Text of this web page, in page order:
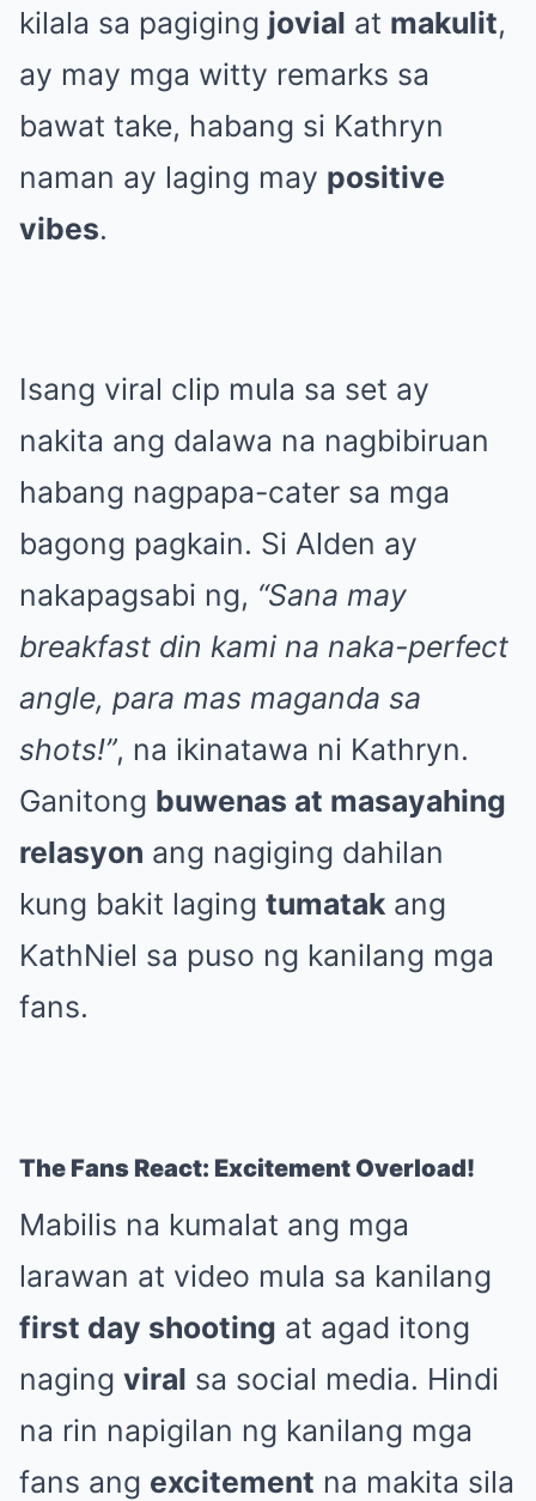
kilala sa pagiging jovial at makulit,
ay may mga witty remarks sa
bawat take, habang si Kathryn
naman ay laging may positive
vibes.
Isang viral clip mula sa set ay
nakita ang dalawa na nagbibiruan
habang nagpapa-cater sa mga
bagong pagkain. Si Alden ay
nakapagsabi ng, “Sana may
breakfast din kami na naka-perfect
angle, para mas maganda sa
shots!”, na ikinatawa ni Kathryn.
Ganitong buwenas at masayahing
relasyon ang nagiging dahilan
kung bakit laging tumatak ang
KathNiel sa puso ng kanilang mga
fans.
The Fans React: Excitement Overload!
Mabilis na kumalat ang mga
larawan at video mula sa kanilang
first day shooting at agad itong
naging viral sa social media. Hindi
na rin napigilan ng kanilang mga
fans ang excitement na makita sila